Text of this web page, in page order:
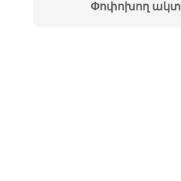
Փոփոխող ակտ